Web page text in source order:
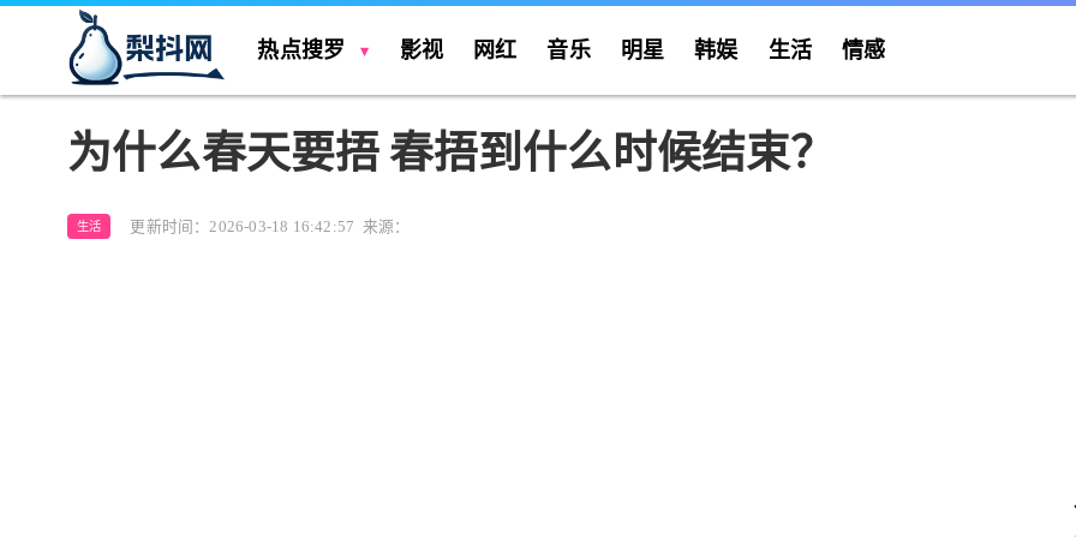
热点搜罗 影视 网红 音乐 明星 韩娱 生活 情感
为什么春天要捂 春捂到什么时候结束？
生活 更新时间：2026-03-18 16:42:57 来源：